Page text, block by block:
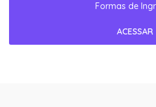
Formas de
ACESSAR